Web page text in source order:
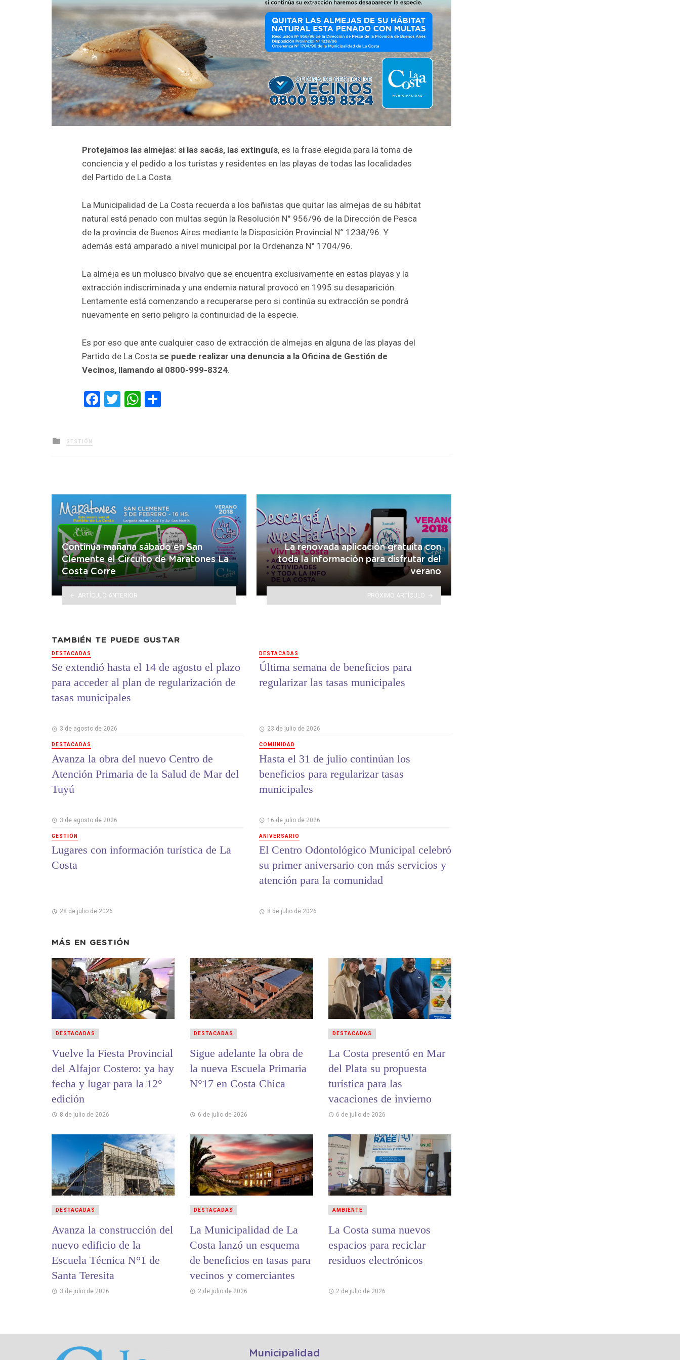
Protejamos las almejas: si las sacás, las extinguís, es la frase elegida para la toma de
conciencia y el pedido a los turistas y residentes en las playas de todas las localidades
del Partido de La Costa.
La Municipalidad de La Costa recuerda a los bañistas que quitar las almejas de su hábitat
natural está penado con multas según la Resolución N° 956/96 de la Dirección de Pesca
de la provincia de Buenos Aires mediante la Disposición Provincial N° 1238/96. Y
además está amparado a nivel municipal por la Ordenanza N° 1704/96.
La almeja es un molusco bivalvo que se encuentra exclusivamente en estas playas y la
extracción indiscriminada y una endemia natural provocó en 1995 su desaparición.
Lentamente está comenzando a recuperarse pero si continúa su extracción se pondrá
nuevamente en serio peligro la continuidad de la especie.
Es por eso que ante cualquier caso de extracción de almejas en alguna de las playas del
Partido de La Costa se puede realizar una denuncia a la Oficina de Gestión de
Vecinos, llamando al 0800-999-8324.
Facebook
TwitterWhatsApp
Posted
in
GESTIÓN
Continúa mañana sábado en San
Clemente el Circuito de Maratones La
Costa Corre
ARTÍCULO ANTERIOR
La renovada aplicación gratuita con
toda la información para disfrutar del
verano
PRÓXIMO ARTÍCULO
TAMBIÉN TE PUEDE GUSTAR
DESTACADAS
Se extendió hasta el 14 de agosto el plazo
para acceder al plan de regularización de
tasas municipales
3 de agosto de 2026
DESTACADAS
Avanza la obra del nuevo Centro de
Atención Primaria de la Salud de Mar del
Tuyú
3 de agosto de 2026
GESTIÓN
Lugares con información turística de La
Costa
28 de julio de 2026
DESTACADAS
Última semana de beneficios para
regularizar las tasas municipales
23 de julio de 2026
COMUNIDAD
Hasta el 31 de julio continúan los
beneficios para regularizar tasas
municipales
16 de julio de 2026
ANIVERSARIO
El Centro Odontológico Municipal celebró
su primer aniversario con más servicios y
atención para la comunidad
8 de julio de 2026
MÁS EN GESTIÓN
Vuelve la Fiesta Provincial
del Alfajor Costero: ya hay
fecha y lugar para la 12°
edición
8 de julio de 2026
DESTACADAS
Sigue adelante la obra de
la nueva Escuela Primaria
N°17 en Costa Chica
6 de julio de 2026
DESTACADAS
La Costa presentó en Mar
del Plata su propuesta
turística para las
vacaciones de invierno
6 de julio de 2026
DESTACADAS
Avanza la construcción del
nuevo edificio de la
Escuela Técnica N°1 de
Santa Teresita
3 de julio de 2026
DESTACADAS
La Municipalidad de La
Costa lanzó un esquema
de beneficios en tasas para
vecinos y comerciantes
2 de julio de 2026
DESTACADAS
La Costa suma nuevos
espacios para reciclar
residuos electrónicos
2 de julio de 2026
AMBIENTE
Municipalidad